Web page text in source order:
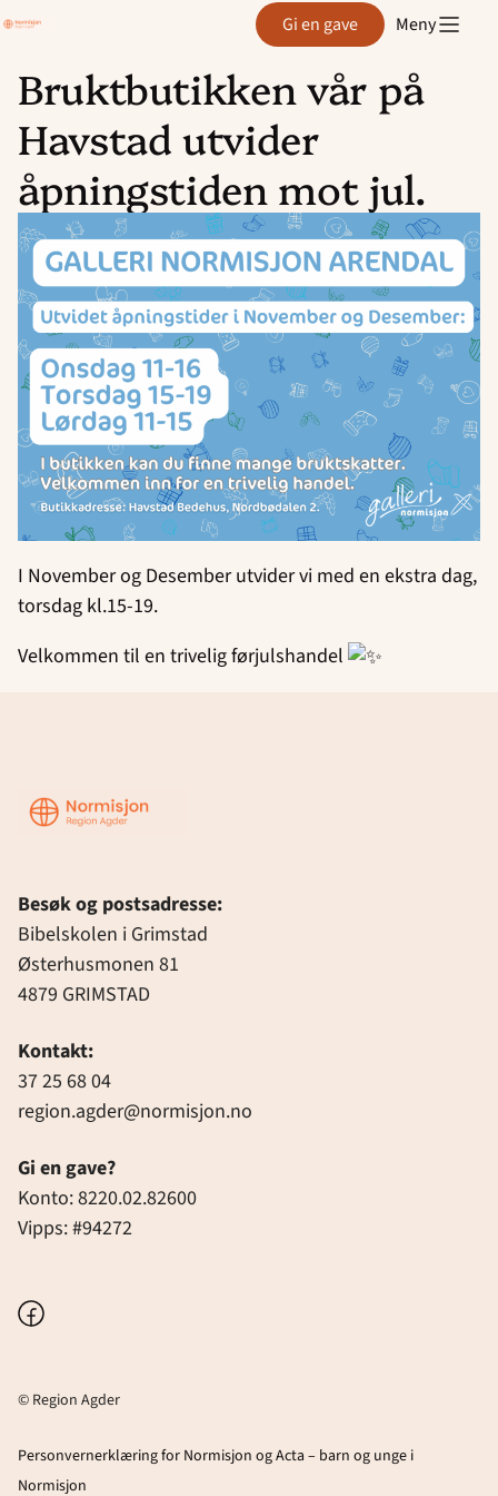
Hopp
til
innhold
Agder Gi en gave Meny
Bruktbutikken vår på
Havstad utvider
åpningstiden mot jul.
I November og Desember utvider vi med en ekstra dag,
torsdag kl.15-19.
Velkommen til en trivelig førjulshandel
Region
Agder
Besøk og postsadresse:
Bibelskolen i Grimstad
Østerhusmonen 81
4879 GRIMSTAD
Kontakt:
37 25 68 04
region.agder@normisjon.no
Gi en gave?
Konto: 8220.02.82600
Vipps: #94272
Facebook
© Region Agder
Personvernerklæring for Normisjon og Acta – barn og unge i
Normisjon